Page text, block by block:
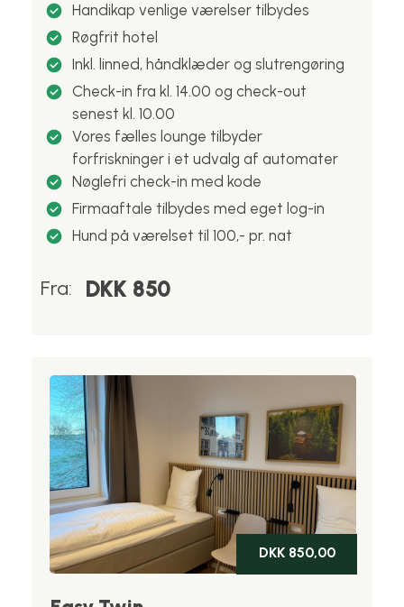
Handikap venlige værelser tilbydes
Røgfrit hotel
Inkl. linned, håndklæder og slutrengøring
Check-in fra kl. 14.00 og check-out
senest kl. 10.00
Vores fælles lounge tilbyder
forfriskninger i et udvalg af automater
Nøglefri check-in med kode
Firmaaftale tilbydes med eget log-in
Hund på værelset til 100,- pr. nat
Fra: DKK 850
DKK 850,00